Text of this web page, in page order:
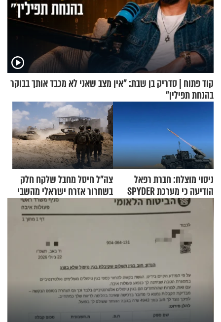
קוד פתוח | סדריק בן שבת: "אין מצב שאני לא מכבד אותך בבוקר
בהנחת תפילין"
ניסוי מוצלח: חברת רפאל
הודיעה כי מערכת SPYDER
הצליחה ליירט כטב"ם
צה"ל חיסל מחבל שלקח חלק
בשחרור אזרח ישראלי מהשבי